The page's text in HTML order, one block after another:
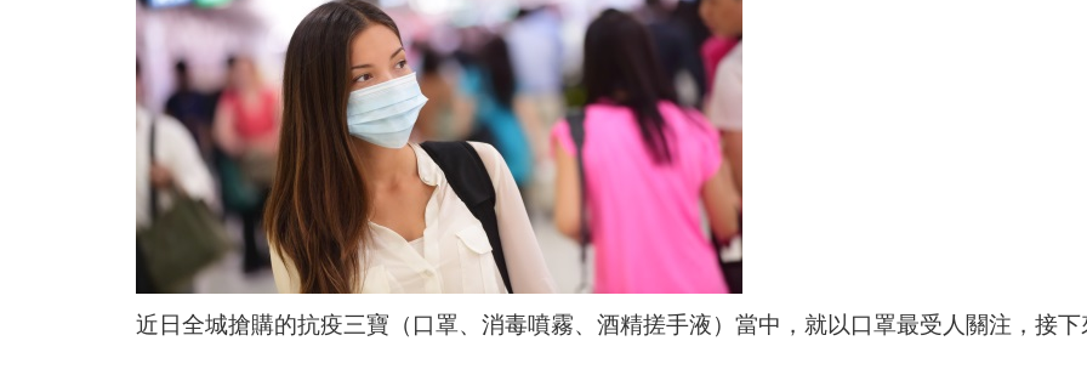
近日全城搶購的抗疫三寶（口罩、消毒噴霧、酒精搓手液）當中，就以口罩最受人關注，接